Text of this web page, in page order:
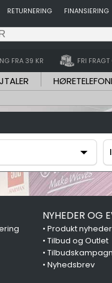
RETURNERING FINANSIERING
FRA 39 KR FRI
NYHEDER OG
• Produkt nyheder
• Tilbud og Outlet
•
• Nyhedsbrev